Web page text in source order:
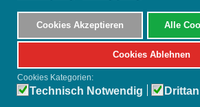
Cookies Akzeptieren Alle
Cookies Ablehnen
Cookies Kategorien:
Technisch Notwendig
+49 9081 24309 (9 – 18 Uhr)
Bootstrap is a front-end framework of Twitter, Inc. Code
Font Awesomefont licensed underSIL OFL 1.1.